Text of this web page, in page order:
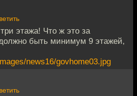
этажа! Что ж это за
быть минимум 9 этажей,
news16/govhome03.jpg